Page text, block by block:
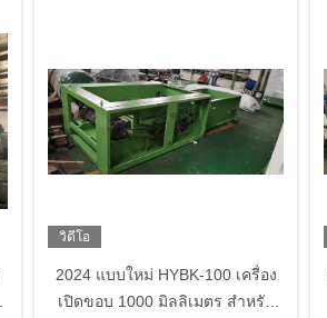
วิดีโอ
2024 แบบใหม่ HYBK-100 เครื่อง
เปิดขอบ 1000 มิลลิเมตร สําหรับ